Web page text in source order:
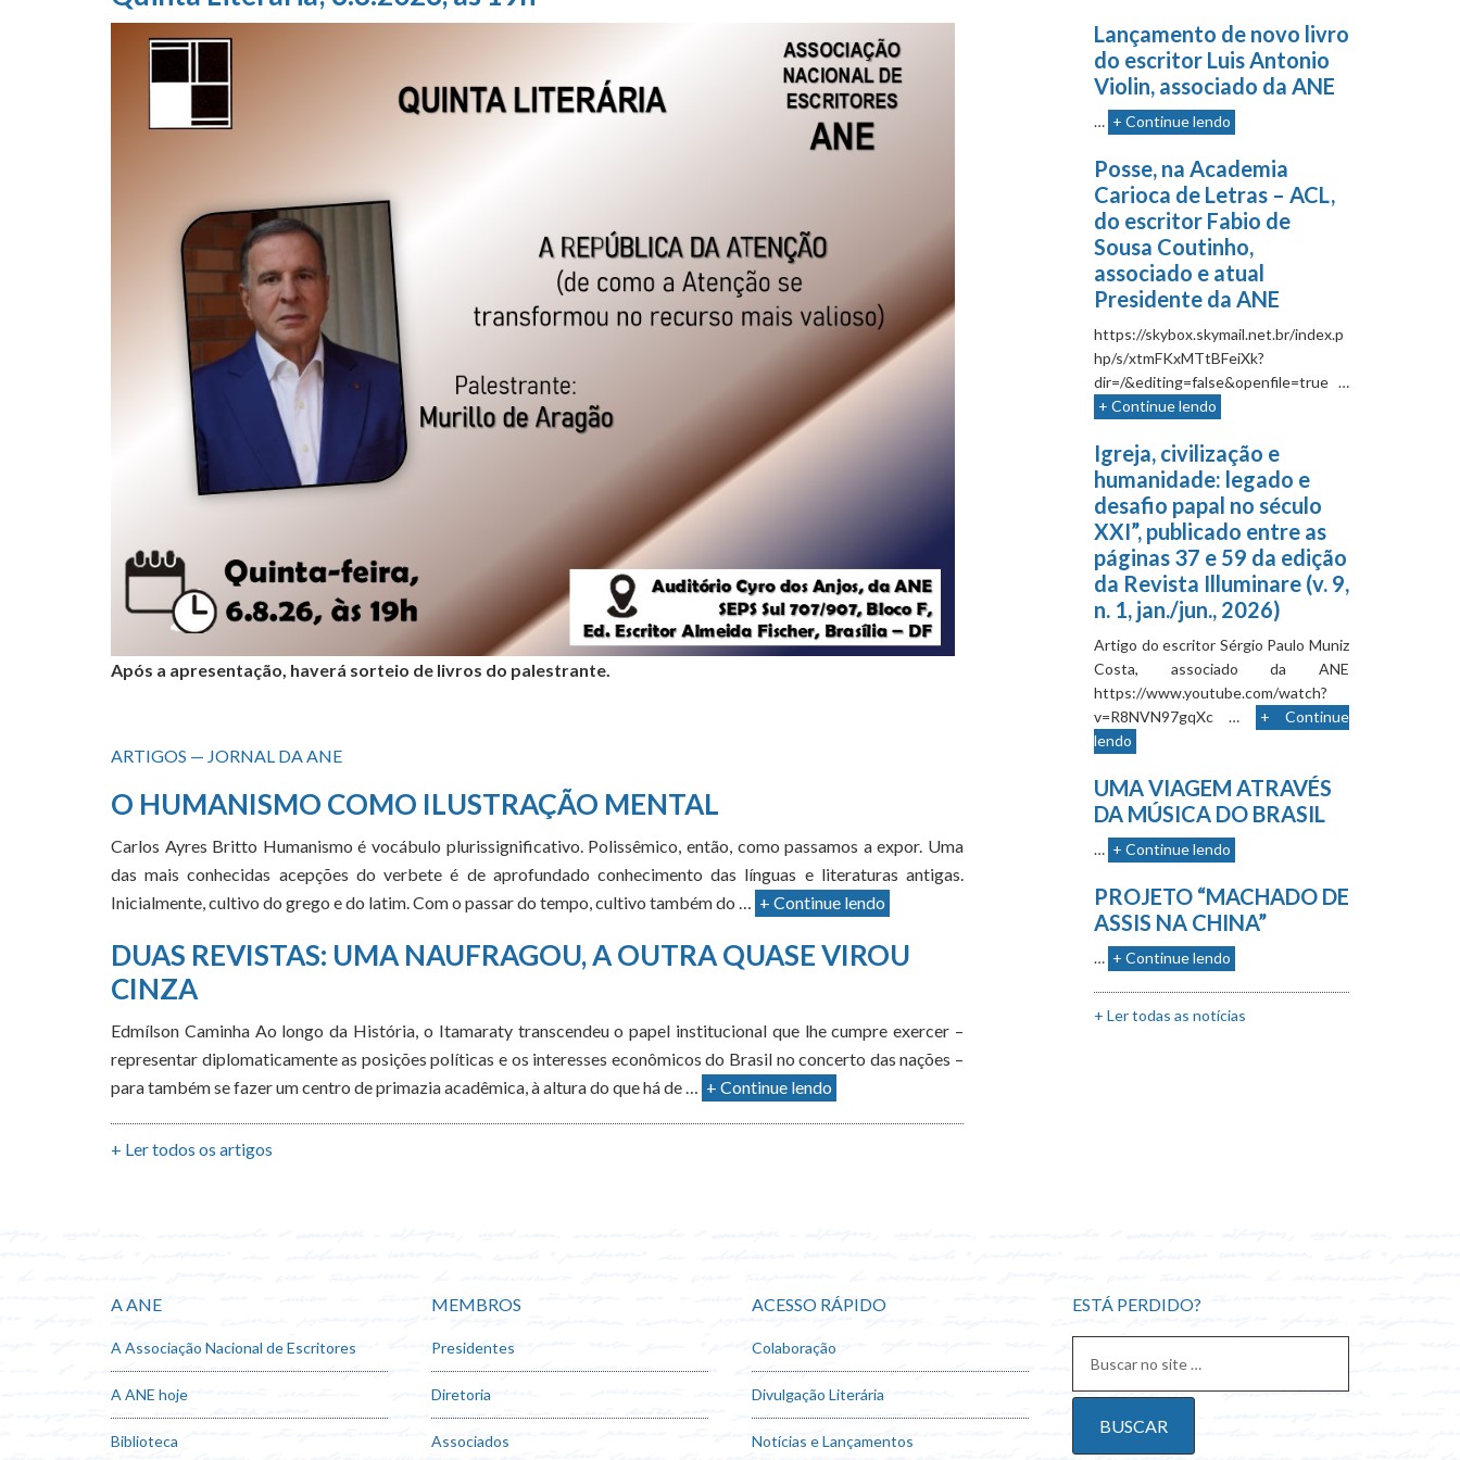
Após a apresentação, haverá sorteio de livros do palestrante.
ARTIGOS — JORNAL DA ANE
O HUMANISMO COMO ILUSTRAÇÃO MENTAL
Carlos Ayres Britto Humanismo é vocábulo plurissignificativo. Polissêmico, então, como passamos a expor. Uma
das mais conhecidas acepções do verbete é de aprofundado conhecimento das línguas e literaturas antigas.
Inicialmente, cultivo do grego e do latim. Com o passar do tempo, cultivo também do … + Continue lendo
DUAS REVISTAS: UMA NAUFRAGOU, A OUTRA QUASE VIROU
CINZA
Edmílson Caminha Ao longo da História, o Itamaraty transcendeu o papel institucional que lhe cumpre exercer –
representar diplomaticamente as posições políticas e os interesses econômicos do Brasil no concerto das nações –
para também se fazer um centro de primazia acadêmica, à altura do que há de … + Continue lendo
+ Ler todos os artigos
Lançamento de novo livro
do escritor Luis Antonio
Violin, associado da ANE
… + Continue lendo
Posse, na Academia
Carioca de Letras – ACL,
do escritor Fabio de
Sousa Coutinho,
associado e atual
Presidente da ANE
https://skybox.skymail.net.br/index.p
hp/s/xtmFKxMTtBFeiXk?
dir=/&editing=false&openfile=true …
+ Continue lendo
Igreja, civilização e
humanidade: legado e
desafio papal no século
XXI”, publicado entre as
páginas 37 e 59 da edição
da Revista Illuminare (v. 9,
n. 1, jan./jun., 2026)
Artigo do escritor Sérgio Paulo Muniz
Costa, associado da ANE
https://www.youtube.com/watch?
v=R8NVN97gqXc …
+ Continue
lendo
UMA VIAGEM ATRAVÉS
DA MÚSICA DO BRASIL
… + Continue lendo
PROJETO “MACHADO DE
ASSIS NA CHINA”
… + Continue lendo
+ Ler todas as notícias
A ANE
A Associação Nacional de Escritores
A ANE hoje
Biblioteca
MEMBROS
Presidentes
Diretoria
Associados
ACESSO RÁPIDO
Colaboração
Divulgação Literária
Notícias e Lançamentos
ESTÁ PERDIDO?